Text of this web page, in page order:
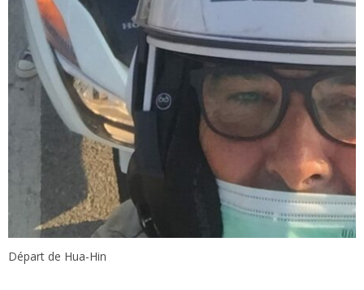
Départ de Hua-Hin